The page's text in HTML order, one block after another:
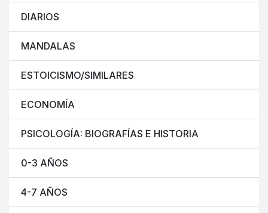
DIARIOS
MANDALAS
ESTOICISMO/SIMILARES
ECONOMÍA
PSICOLOGÍA: BIOGRAFÍAS E HISTORIA
0-3 AÑOS
4-7 AÑOS